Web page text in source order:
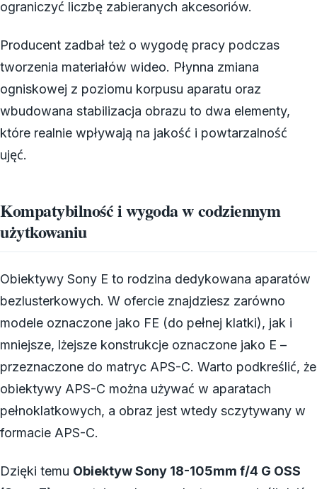
ograniczyć liczbę zabieranych akcesoriów.
Producent zadbał też o wygodę pracy podczas
tworzenia materiałów wideo. Płynna zmiana
ogniskowej z poziomu korpusu aparatu oraz
wbudowana stabilizacja obrazu to dwa elementy,
które realnie wpływają na jakość i powtarzalność
ujęć.
Kompatybilność i wygoda w codziennym
użytkowaniu
Obiektywy Sony E to rodzina dedykowana aparatów
bezlusterkowych. W ofercie znajdziesz zarówno
modele oznaczone jako FE (do pełnej klatki), jak i
mniejsze, lżejsze konstrukcje oznaczone jako E –
przeznaczone do matryc APS-C. Warto podkreślić, że
obiektywy APS-C można używać w aparatach
pełnoklatkowych, a obraz jest wtedy sczytywany w
formacie APS-C.
Dzięki temu Obiektyw Sony 18-105mm f/4 G OSS